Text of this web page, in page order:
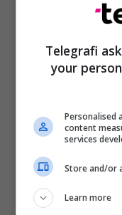
Telegrafi
your
Personalised
content
services
Store and/or
Learn more